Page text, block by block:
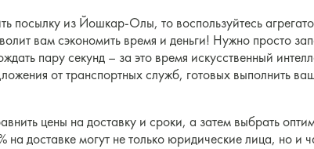
посылку из Йошкар-Олы, то воспользуйтесь
вам сэкономить время и деньги! Нужно просто
пару секунд – за это время искусственный
от транспортных служб, готовых выполнить
цены на доставку и сроки, а затем выбрать
на доставке могут не только юридические лица, но и